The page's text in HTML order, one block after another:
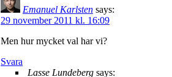
Emanuel Karlsten says:
29 november 2011 kl. 16:09
Men hur mycket val har vi?
Svara
Lasse Lundeberg says: